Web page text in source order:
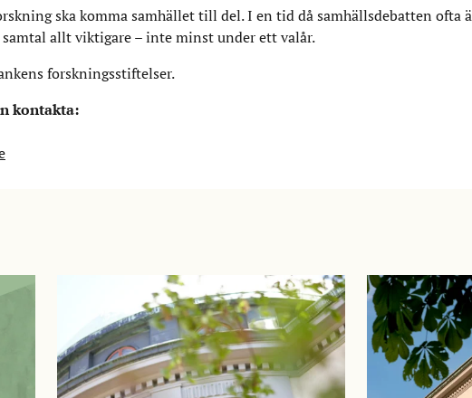
ska komma samhället till del. I en tid då samhällsdebatten ofta
samtal allt viktigare – inte minst under ett valår.
forskningsstiftelser.
kontakta: